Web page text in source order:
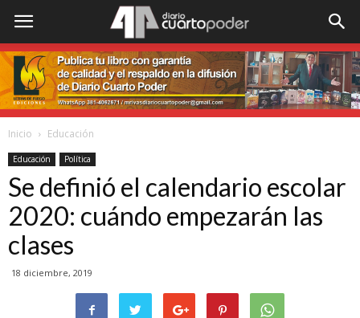
Inicio Educación
Educación Política
Se definió el calendario escolar
2020: cuándo empezarán las
clases
18 diciembre, 2019